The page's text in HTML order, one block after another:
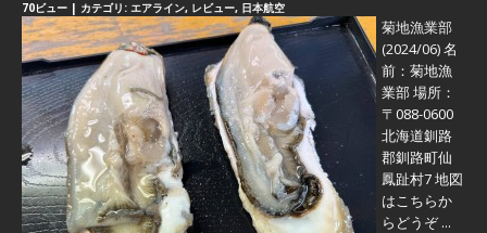
70ビュー | カテゴリ: エアライン, レビュー, 日本航空
菊地漁業部
(2024/06)名
前：菊地漁
業部 場所：
〒088-0600
北海道釧路
郡釧路町仙
鳳趾村7 地図
はこちらか
らどうぞ ...